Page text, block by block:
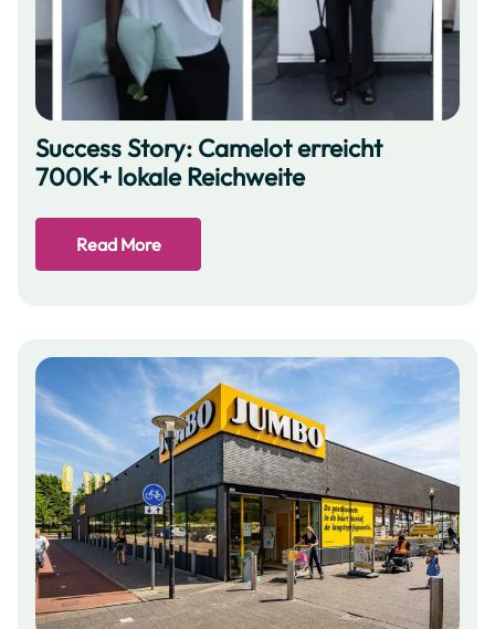
Success Story: Camelot erreicht
700K+ lokale Reichweite
Read More